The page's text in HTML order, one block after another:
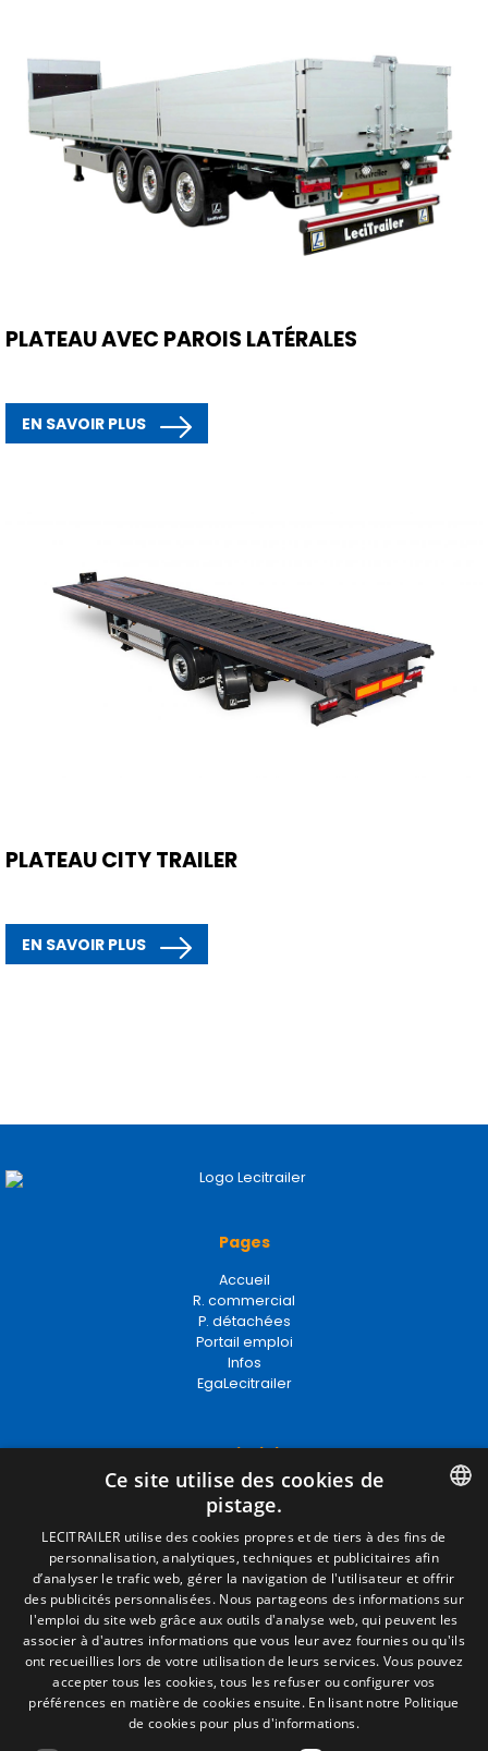
PLATEAU AVEC PAROIS LATÉRALES
EN SAVOIR PLUS
PLATEAU CITY TRAILER
EN SAVOIR PLUS
Pages
Accueil
R. commercial
P. détachées
Portail emploi
Infos
EgaLecitrailer
Termes juridiques
Mentions Légales
Politique de Confidentialité
Politique de Cookies
Conditions générales de vente
Gérer les cookies
Contact
Camino de los Huertos, S/N. Apdo 100
50620 - Casetas (Zaragoza) SPAIN
SPANISH
ENGLISH
FRENCH
ITALIAN
PORTUGUESE
Ce site utilise des cookies de
pistage.
LECITRAILER utilise des cookies propres et de tiers à des fins de
personnalisation, analytiques, techniques et publicitaires afin
d’analyser le trafic web, gérer la navigation de l'utilisateur et offrir
des publicités personnalisées. Nous partageons des informations sur
l'emploi du site web grâce aux outils d'analyse web, qui peuvent les
associer à d'autres informations que vous leur avez fournies ou qu'ils
ont recueillies lors de votre utilisation de leurs services. Vous pouvez
accepter tous les cookies, tous les refuser ou configurer vos
préférences en matière de cookies ensuite. En lisant notre Politique
de cookies pour plus d'informations.